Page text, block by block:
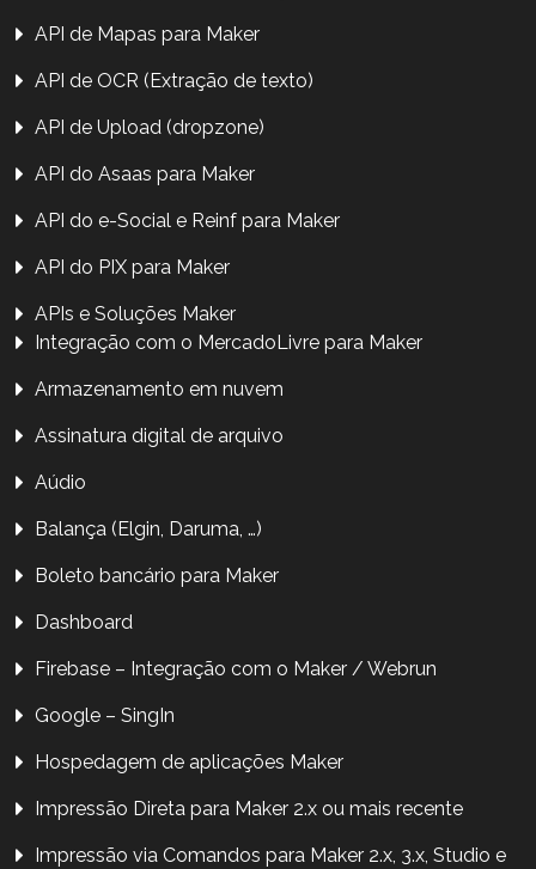
API de Mapas para Maker
API de OCR (Extração de texto)
API de Upload (dropzone)
API do Asaas para Maker
API do e-Social e Reinf para Maker
API do PIX para Maker
APIs e Soluções Maker
Integração com o MercadoLivre para Maker
Armazenamento em nuvem
Assinatura digital de arquivo
Aúdio
Balança (Elgin, Daruma, …)
Boleto bancário para Maker
Dashboard
Firebase – Integração com o Maker / Webrun
Google – SingIn
Hospedagem de aplicações Maker
Impressão Direta para Maker 2.x ou mais recente
Impressão via Comandos para Maker 2.x, 3.x, Studio e